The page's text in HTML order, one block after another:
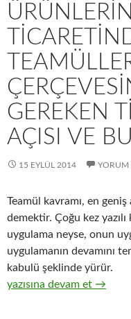
GEREKEN
AÇISI VE
15 EYLÜL 2014 YORUM
Teamül kavramı, en
demektir. Çoğu kez
uygulama neyse, onun
uygulamanın devamını
kabulü şeklinde yürür.
19-Hızlı tüketim
yazısına devam et →